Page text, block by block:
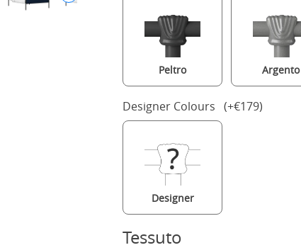
Peltro Argento
Designer Colours (+€179)
Designer
Tessuto